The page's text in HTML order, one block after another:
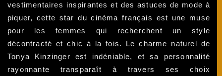
vestimentaires inspirantes et des astuces de mode à
piquer, cette star du cinéma français est une muse
pour les femmes qui recherchent un style
décontracté et chic à la fois. Le charme naturel de
Tonya Kinzinger est indéniable, et sa personnalité
rayonnante transparaît à travers ses choix